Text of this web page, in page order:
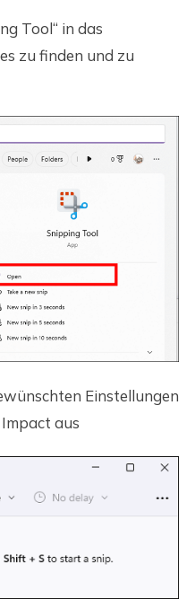
Tool“ in das
zu finden und zu
Einstellungen
aus